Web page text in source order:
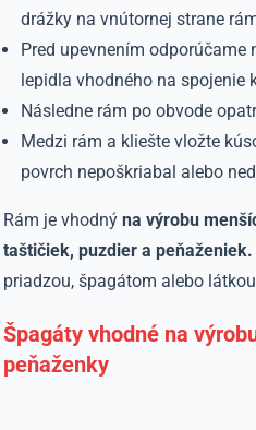
drážky na vnútornej strane
Pred upevnením
lepidla vhodného na spojenie
Následne rám po obvode
Medzi rám a kliešte vložte
povrch nepoškriabal alebo
Rám je vhodnýna výrobu
taštičiek, puzdier a peňaženiek.
priadzou, špagátom alebo
Špagáty vhodné na
peňaženky